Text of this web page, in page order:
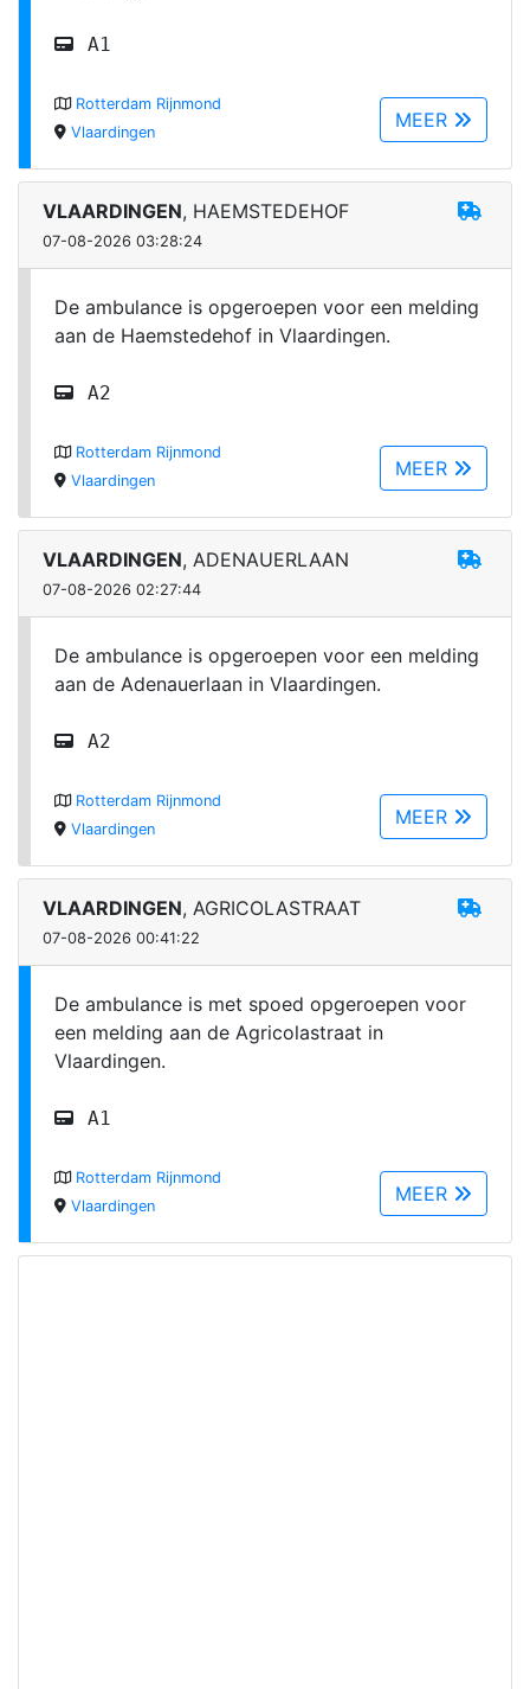
A1
MEER
Rotterdam Rijnmond
Vlaardingen
VLAARDINGEN, HAEMSTEDEHOF
07-08-2026 03:28:24
De ambulance is opgeroepen voor een melding
aan de Haemstedehof in Vlaardingen.
A2
MEER
Rotterdam Rijnmond
Vlaardingen
VLAARDINGEN, ADENAUERLAAN
07-08-2026 02:27:44
De ambulance is opgeroepen voor een melding
aan de Adenauerlaan in Vlaardingen.
A2
MEER
Rotterdam Rijnmond
Vlaardingen
VLAARDINGEN, AGRICOLASTRAAT
07-08-2026 00:41:22
De ambulance is met spoed opgeroepen voor
een melding aan de Agricolastraat in
Vlaardingen.
A1
MEER
Rotterdam Rijnmond
Vlaardingen